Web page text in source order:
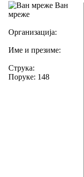
Ван
мреже
Организација:
Име и презиме:
Струка:
Поруке: 148